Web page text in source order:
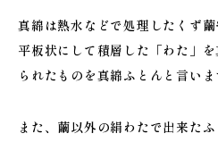
真綿は熱水などで処理したくず繭
平板状にして積層した「わた」
られたものを真綿ふとんと言いま
また、繭以外の絹わたで出来た